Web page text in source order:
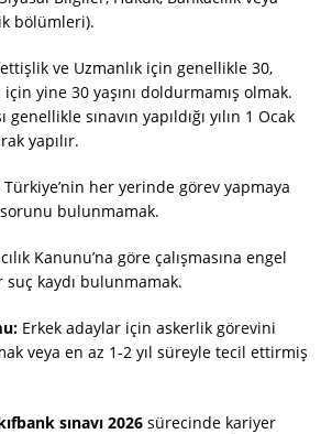
bölümleri).
ve Uzmanlık için genellikle 30,
yine 30 yaşını doldurmamış olmak.
genellikle sınavın yapıldığı yılın 1 Ocak
yapılır.
Türkiye’nin her yerinde görev yapmaya
bulunmamak.
Kanunu’na göre çalışmasına engel
kaydı bulunmamak.
Erkek adaylar için askerlik görevini
veya en az 1-2 yıl süreyle tecil ettirmiş
sınavı 2026 sürecinde kariyer